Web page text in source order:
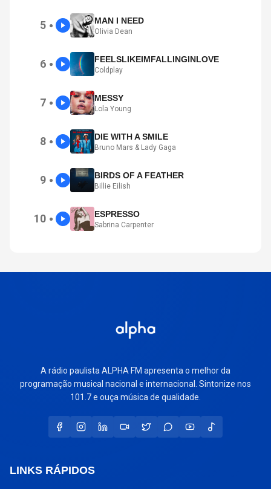
5 ● MAN I NEED
Olivia Dean
6 ● FEELSLIKEIMFALLINGINLOVE
Coldplay
7 ● MESSY
Lola Young
8 ● DIE WITH A SMILE
Bruno Mars & Lady Gaga
9 ● BIRDS OF A FEATHER
Billie Eilish
10 ● ESPRESSO
Sabrina Carpenter
A rádio paulista ALPHA FM apresenta o melhor da
programação musical nacional e internacional. Sintonize nos
101.7 e ouça música de qualidade.
LINKS RÁPIDOS